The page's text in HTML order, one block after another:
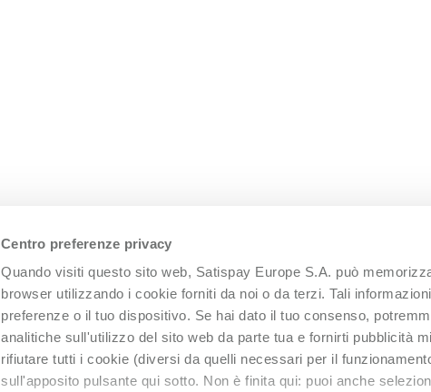
Centro preferenze privacy
Quando visiti questo sito web, Satispay Europe S.A. può
browser utilizzando i cookie forniti da noi o da terzi. Tali
preferenze o il tuo dispositivo. Se hai dato il tuo consenso,
analitiche sull'utilizzo del sito web da parte tua e fornirti pubblicità
rifiutare tutti i cookie (diversi da quelli necessari per il
sull'apposito pulsante qui sotto. Non è finita qui: puoi anche